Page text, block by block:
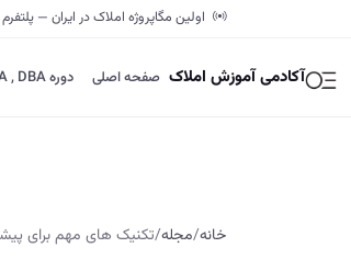
اولین مگاپروژه املاک در ایران —
آکادمی آموزش املاک صفحه اصلی دوره MBA , DBA
خانه/مجله/تکنیک های مهم برای